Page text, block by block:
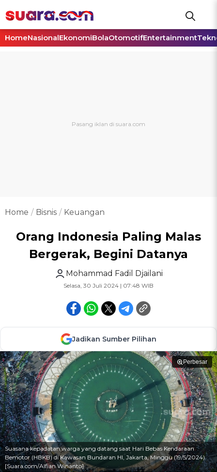
HomeNasionalEkonomiBolaOtomotifEntertainment
Home Bisnis Keuangan
Orang Indonesia Paling Malas
Bergerak, Begini Datanya
Mohammad Fadil Djailani
Selasa, 30 Juli 2024 | 07:48 WIB
Jadikan Sumber Pilihan
Perbesar
Suasana kepadatan warga yang datang saat Hari Bebas Kendaraan
Bemotor (HBKB) di Kawasan Bundaran HI, Jakarta, Minggu (19/5/2024).
[Suara.com/Alfian Winanto]